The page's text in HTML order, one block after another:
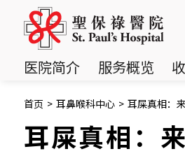
医院简介 服务概览
首页 > 耳鼻喉科中心 > 耳屎真相：
耳屎真相：